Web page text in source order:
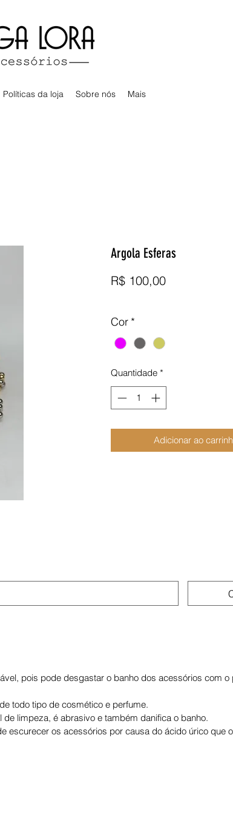
Políticas da loja Sobre nós Mais
Argola Esferas
R$ 100,00Preço
Cor *
Quantidade *
Adicionar ao
pois pode desgastar o banho dos acessórios com
todo tipo de cosmético e perfume.
limpeza, é abrasivo e também danifica o banho.
escurecer os acessórios por causa do ácido úrico que